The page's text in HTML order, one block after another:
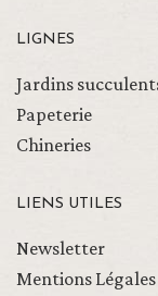
LIGNES
Jardins
Papeterie
Chineries
LIENS UTILES
Newsletter
Mentions Légales